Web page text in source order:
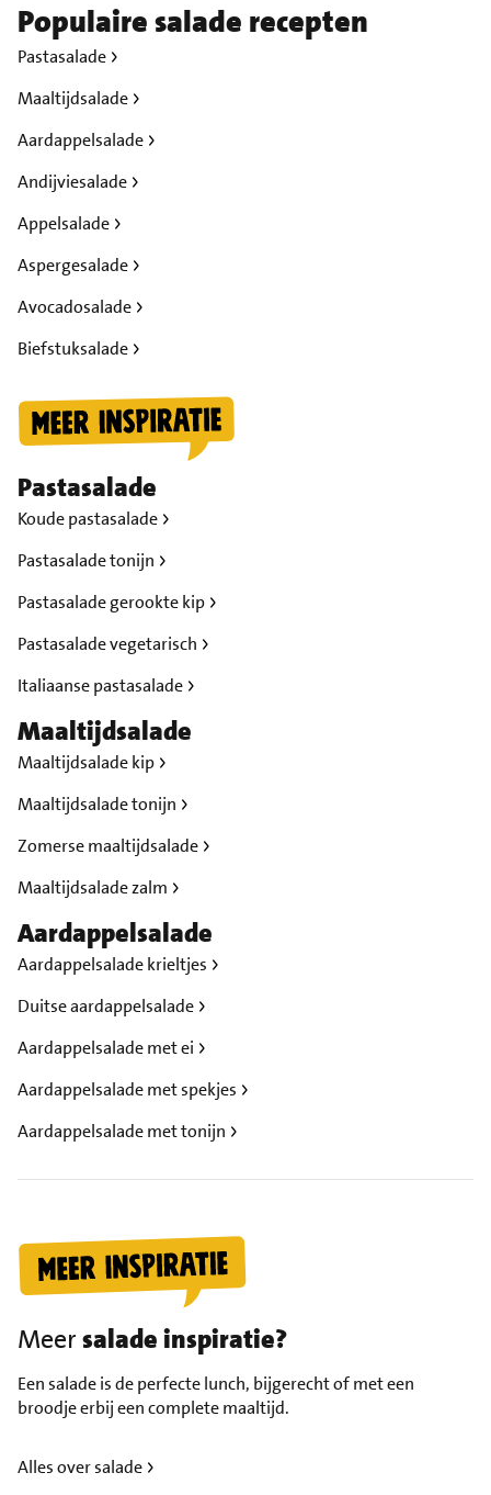
Populaire salade recepten
Pastasalade
Maaltijdsalade
Aardappelsalade
Andijviesalade
Appelsalade
Aspergesalade
Avocadosalade
Biefstuksalade
Pastasalade
Koude pastasalade
Pastasalade tonijn
Pastasalade gerookte kip
Pastasalade vegetarisch
Italiaanse pastasalade
Maaltijdsalade
Maaltijdsalade kip
Maaltijdsalade tonijn
Zomerse maaltijdsalade
Maaltijdsalade zalm
Aardappelsalade
Aardappelsalade krieltjes
Duitse aardappelsalade
Aardappelsalade met ei
Aardappelsalade met spekjes
Aardappelsalade met tonijn
Meersalade inspiratie?
Een salade is de perfecte lunch, bijgerecht of met een
broodje erbij een complete maaltijd.
Alles over salade